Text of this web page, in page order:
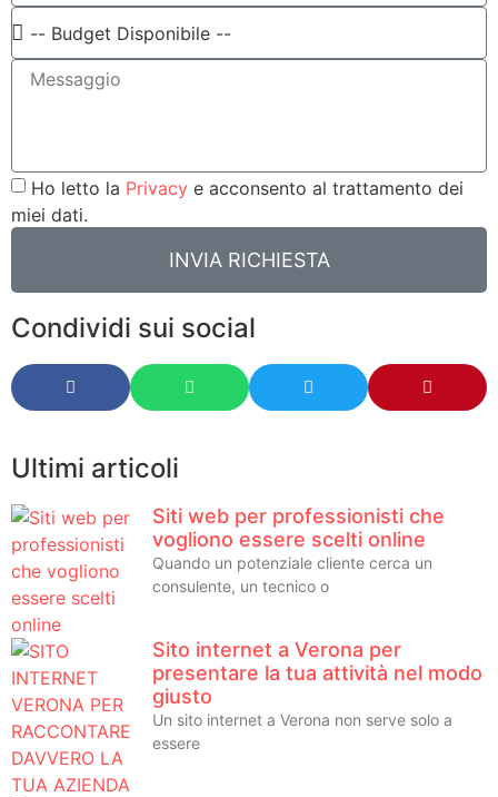
Ho letto la Privacy e acconsento al trattamento dei
miei dati.
INVIA RICHIESTA
Condividi sui social
Ultimi articoli
Siti web per professionisti che
vogliono essere scelti online
Quando un potenziale cliente cerca un
consulente, un tecnico o
Sito internet a Verona per
presentare la tua attività nel modo
giusto
Un sito internet a Verona non serve solo a
essere